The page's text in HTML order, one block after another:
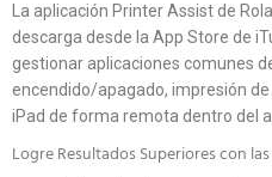
La aplicación Printer Assist de
descarga desde la App Store de
gestionar aplicaciones comunes
encendido/apagado, impresión
iPad de forma remota dentro del
Logre Resultados Superiores con